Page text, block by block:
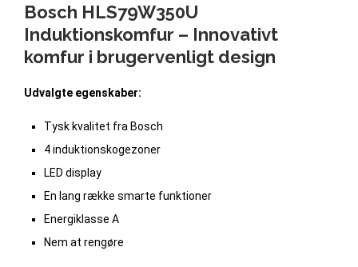
Bosch HLS79W350U
Induktionskomfur – Innovativt
komfur i brugervenligt design
Udvalgte egenskaber:
Tysk kvalitet fra Bosch
4 induktionskogezoner
LED display
En lang række smarte funktioner
Energiklasse A
Nem at rengøre